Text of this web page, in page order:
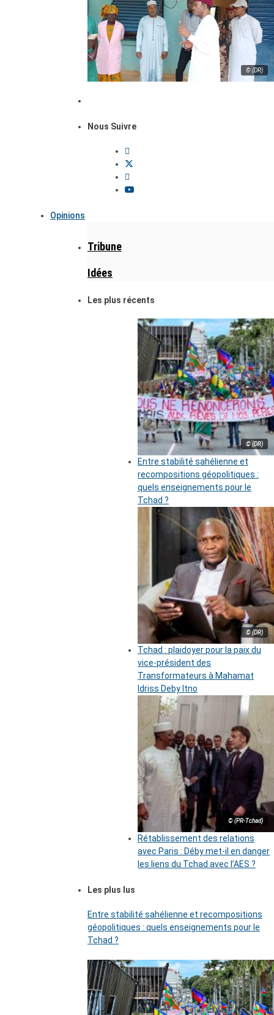
© (DR)
Nous Suivre
Opinions
Tribune
Idées
Les plus récents
© (DR)
Entre stabilité sahélienne et
recompositions géopolitiques :
quels enseignements pour le
Tchad ?
© (DR)
Tchad : plaidoyer pour la paix du
vice-président des
Transformateurs à Mahamat
Idriss Deby Itno
© (PR-Tchad)
Rétablissement des relations
avec Paris : Déby met-il en danger
les liens du Tchad avec l’AES ?
Les plus lus
Entre stabilité sahélienne et recompositions
géopolitiques : quels enseignements pour le
Tchad ?